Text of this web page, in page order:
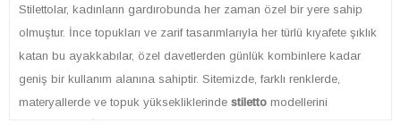
Stilettolar, kadınların gardırobunda her zaman özel bir yere sahip
olmuştur. İnce topukları ve zarif tasarımlarıyla her türlü kıyafete şıklık
katan bu ayakkabılar, özel davetlerden günlük kombinlere kadar
geniş bir kullanım alanına sahiptir. Sitemizde, farklı renklerde,
materyallerde ve topuk yüksekliklerinde stiletto modellerini